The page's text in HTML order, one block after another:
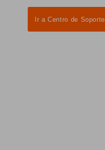
Ir a Centro de Soporte